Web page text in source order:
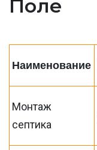
Поле
Наименование
Монтаж
септика